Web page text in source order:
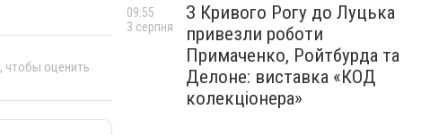
, чтобы оценить
З Кривого Рогу до Луцька
привезли роботи
Примаченко, Ройтбурда та
Делоне: виставка «КОД
колекціонера»
09:55
3 серпня